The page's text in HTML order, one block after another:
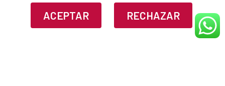
ACEPTAR RECHAZAR